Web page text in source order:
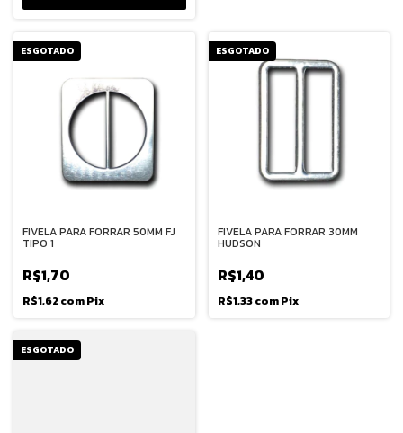
ESGOTADO
FIVELA PARA FORRAR 50MM FJ
TIPO 1
R$1,70
R$1,62comPix
ESGOTADO
FIVELA PARA FORRAR 30MM
HUDSON
R$1,40
R$1,33comPix
ESGOTADO